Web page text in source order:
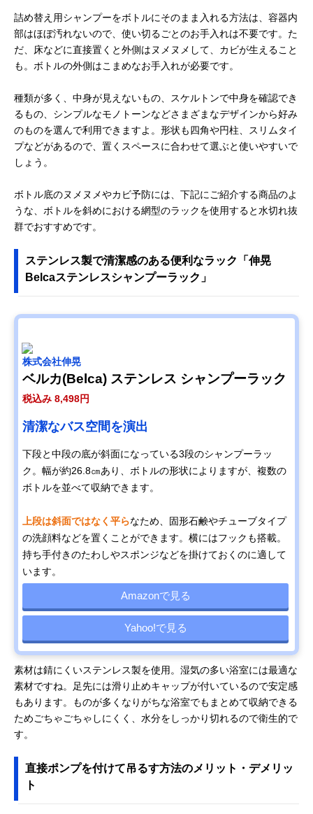
詰め替え用シャンプーをボトルにそのまま入れる方法は、容器内
部はほぼ汚れないので、使い切るごとのお手入れは不要です。た
だ、床などに直接置くと外側はヌメヌメして、カビが生えること
も。ボトルの外側はこまめなお手入れが必要です。
種類が多く、中身が見えないもの、スケルトンで中身を確認でき
るもの、シンプルなモノトーンなどさまざまなデザインから好み
のものを選んで利用できますよ。形状も四角や円柱、スリムタイ
プなどがあるので、置くスペースに合わせて選ぶと使いやすいで
しょう。
ボトル底のヌメヌメやカビ予防には、下記にご紹介する商品のよ
うな、ボトルを斜めにおける網型のラックを使用すると水切れ抜
群でおすすめです。
ステンレス製で清潔感のある便利なラック「伸晃
Belcaステンレスシャンプーラック」
株式会社伸晃
ベルカ(Belca) ステンレス シャンプーラック
税込み 8,498円
清潔なバス空間を演出
下段と中段の底が斜面になっている3段のシャンプーラッ
ク。幅が約26.8㎝あり、ボトルの形状によりますが、複数の
ボトルを並べて収納できます。
上段は斜面ではなく平らなため、固形石鹸やチューブタイプ
の洗顔料などを置くことができます。横にはフックも搭載。
持ち手付きのたわしやスポンジなどを掛けておくのに適して
います。
Amazonで見る
Yahoo!で見る
素材は錆にくいステンレス製を使用。湿気の多い浴室には最適な
素材ですね。足先には滑り止めキャップが付いているので安定感
もあります。ものが多くなりがちな浴室でもまとめて収納できる
ためごちゃごちゃしにくく、水分をしっかり切れるので衛生的で
す。
直接ポンプを付けて吊るす方法のメリット・デメリッ
ト